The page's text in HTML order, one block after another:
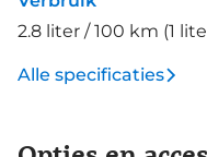
2.8 liter / 100 km (1
Alle specificaties